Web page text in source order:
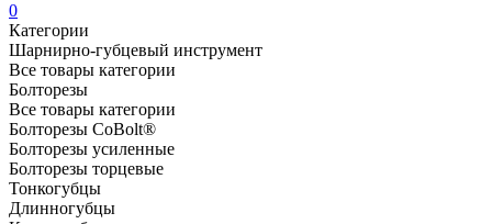
0
Категории
Шарнирно-губцевый инструмент
Все товары категории
Болторезы
Все товары категории
Болторезы CoBolt®
Болторезы усиленные
Болторезы торцевые
Тонкогубцы
Длинногубцы